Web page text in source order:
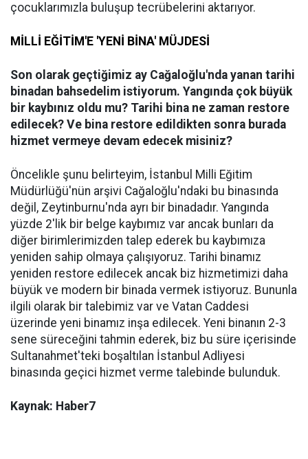
çocuklarımızla buluşup tecrübelerini aktarıyor.
MİLLİ EĞİTİM'E 'YENİ BİNA' MÜJDESİ
Son olarak geçtiğimiz ay Cağaloğlu'nda yanan tarihi
binadan bahsedelim istiyorum. Yangında çok büyük
bir kaybınız oldu mu? Tarihi bina ne zaman restore
edilecek? Ve bina restore edildikten sonra burada
hizmet vermeye devam edecek misiniz?
Öncelikle şunu belirteyim, İstanbul Milli Eğitim
Müdürlüğü'nün arşivi Cağaloğlu'ndaki bu binasında
değil, Zeytinburnu'nda ayrı bir binadadır. Yangında
yüzde 2'lik bir belge kaybımız var ancak bunları da
diğer birimlerimizden talep ederek bu kaybımıza
yeniden sahip olmaya çalışıyoruz. Tarihi binamız
yeniden restore edilecek ancak biz hizmetimizi daha
büyük ve modern bir binada vermek istiyoruz. Bununla
ilgili olarak bir talebimiz var ve Vatan Caddesi
üzerinde yeni binamız inşa edilecek. Yeni binanın 2-3
sene süreceğini tahmin ederek, biz bu süre içerisinde
Sultanahmet'teki boşaltılan İstanbul Adliyesi
binasında geçici hizmet verme talebinde bulunduk.
Kaynak: Haber7